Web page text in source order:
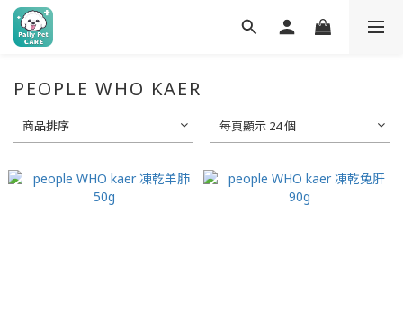
PEOPLE WHO KAER
商品排序 每頁顯示 24 個